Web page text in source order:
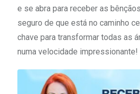
e se abra para receber as
seguro de que está no caminho
chave para transformar todas as
numa velocidade impressionante!